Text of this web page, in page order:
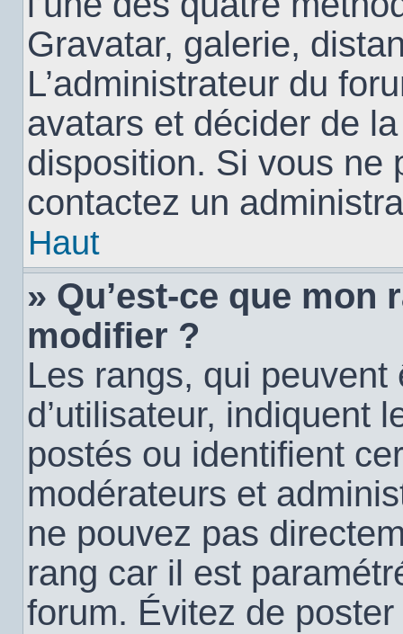
Gravatar, galerie,
L’administrateur du
avatars et décider de
disposition. Si vous ne
contactez un
Haut
» Qu’est-ce que mon
modifier ?
Les rangs, qui
d’utilisateur, indiquent
postés ou identifient
modérateurs et
ne pouvez pas
rang car il est
forum. Évitez de